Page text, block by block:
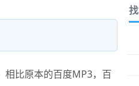
比原本的百度MP3，百